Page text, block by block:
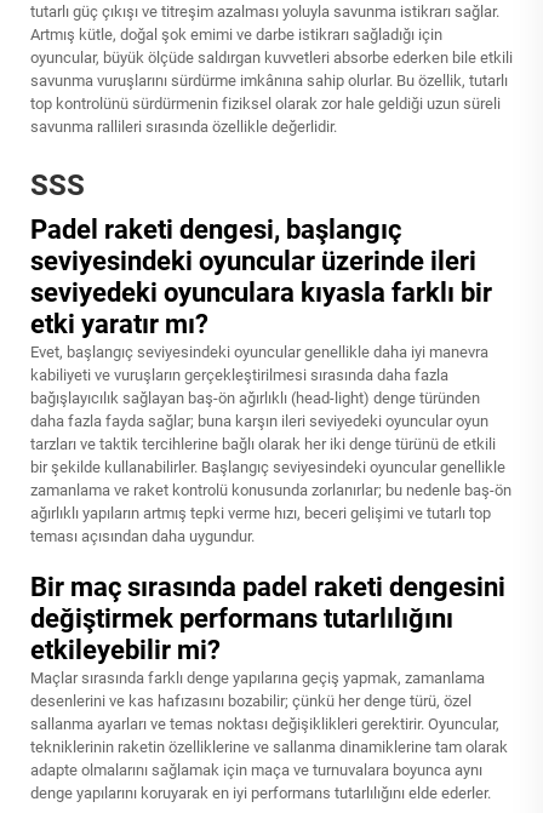
tutarlı güç çıkışı ve titreşim azalması yoluyla savunma istikrarı sağlar.
Artmış kütle, doğal şok emimi ve darbe istikrarı sağladığı için
oyuncular, büyük ölçüde saldırgan kuvvetleri absorbe ederken bile etkili
savunma vuruşlarını sürdürme imkânına sahip olurlar. Bu özellik, tutarlı
top kontrolünü sürdürmenin fiziksel olarak zor hale geldiği uzun süreli
savunma rallileri sırasında özellikle değerlidir.
SSS
Padel raketi dengesi, başlangıç
seviyesindeki oyuncular üzerinde ileri
seviyedeki oyunculara kıyasla farklı bir
etki yaratır mı?
Evet, başlangıç seviyesindeki oyuncular genellikle daha iyi manevra
kabiliyeti ve vuruşların gerçekleştirilmesi sırasında daha fazla
bağışlayıcılık sağlayan baş-ön ağırlıklı (head-light) denge türünden
daha fazla fayda sağlar; buna karşın ileri seviyedeki oyuncular oyun
tarzları ve taktik tercihlerine bağlı olarak her iki denge türünü de etkili
bir şekilde kullanabilirler. Başlangıç seviyesindeki oyuncular genellikle
zamanlama ve raket kontrolü konusunda zorlanırlar; bu nedenle baş-ön
ağırlıklı yapıların artmış tepki verme hızı, beceri gelişimi ve tutarlı top
teması açısından daha uygundur.
Bir maç sırasında padel raketi dengesini
değiştirmek performans tutarlılığını
etkileyebilir mi?
Maçlar sırasında farklı denge yapılarına geçiş yapmak, zamanlama
desenlerini ve kas hafızasını bozabilir; çünkü her denge türü, özel
sallanma ayarları ve temas noktası değişiklikleri gerektirir. Oyuncular,
tekniklerinin raketin özelliklerine ve sallanma dinamiklerine tam olarak
adapte olmalarını sağlamak için maça ve turnuvalara boyunca aynı
denge yapılarını koruyarak en iyi performans tutarlılığını elde ederler.